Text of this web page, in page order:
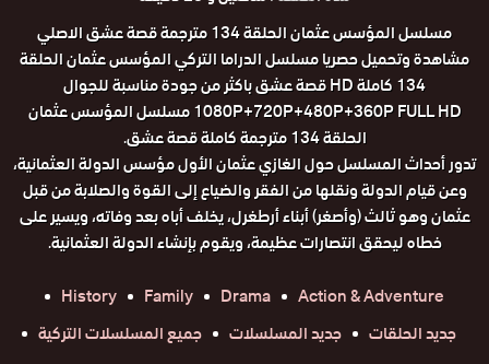
مسلسل المؤسس عثمان الحلقة 134 مترجمة قصة عشق الاصلي
مشاهدة وتحميل حصريا مسلسل الدراما التركي المؤسس عثمان الحلقة
134 كاملة HD قصة عشق باكثر من جودة مناسبة للجوال
1080P+720P+480P+360P FULL HD مسلسل المؤسس عثمان
الحلقة 134 مترجمة كاملة قصة عشق.
تدور أحداث المسلسل حول الغازي عثمان الأول مؤسس الدولة العثمانية،
وعن قيام الدولة ونقلها من الفقر والضياع إلى القوة والصلابة من قبل
عثمان وهو ثالث (وأصغر) أبناء أرطغرل، يخلف أباه بعد وفاته، ويسير على
خطاه ليحقق انتصارات عظيمة، ويقوم بإنشاء الدولة العثمانية.
Action & Adventure
Drama
Family
History
جديد الحلقات
جديد المسلسلات
جميع المسلسلات التركية